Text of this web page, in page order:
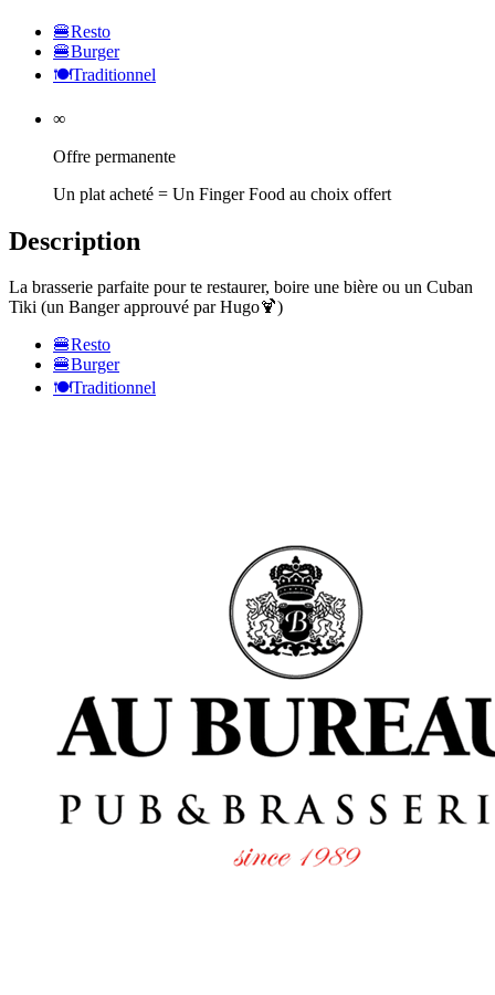
🍔Resto
🍔Burger
🍽️Traditionnel
∞
Offre permanente
Un plat acheté = Un Finger Food au choix offert
Description
La brasserie parfaite pour te restaurer, boire une bière ou un Cuban
Tiki (un Banger approuvé par Hugo🍹)
🍔Resto
🍔Burger
🍽️Traditionnel